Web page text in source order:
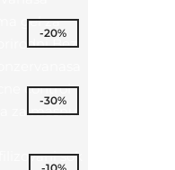
-20%
-30%